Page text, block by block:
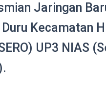
Jaringan
Duru Kecamatan
UP3 NIAS